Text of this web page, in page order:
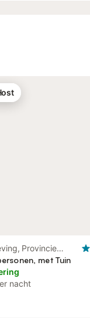
Provincie
met Tuin
nacht